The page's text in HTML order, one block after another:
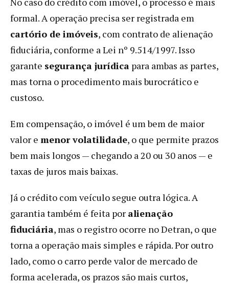
formal. A operação precisa ser registrada em
cartório de imóveis, com contrato de alienação
fiduciária, conforme a Lei nº 9.514/1997. Isso
garante segurança jurídica para ambas as partes,
mas torna o procedimento mais burocrático e
custoso.
Em compensação, o imóvel é um bem de maior
valor e menor volatilidade, o que permite prazos
bem mais longos — chegando a 20 ou 30 anos — e
taxas de juros mais baixas.
Já o crédito com veículo segue outra lógica. A
garantia também é feita por alienação
fiduciária, mas o registro ocorre no Detran, o que
torna a operação mais simples e rápida. Por outro
lado, como o carro perde valor de mercado de
forma acelerada, os prazos são mais curtos,